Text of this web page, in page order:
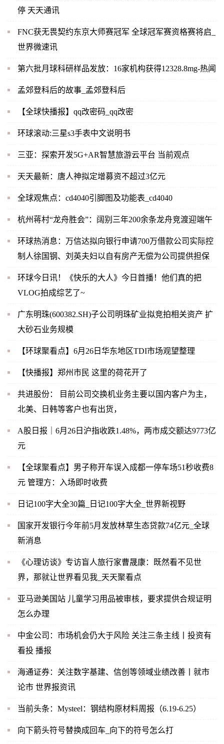
停 天天通讯
FNC获无畏契约东京大师赛冠军 全球冠军赛资格赛将启_
世界微速讯
第六批月球科研样品发放：16家机构获得12328.8mg-热闻
孟郊登科后的故事_孟郊登科后
【全球快播报】qq改密码_qq改密
环球滚动:三星s3手表中文说明书
三亚：探索开发5G+AR智慧旅游云平台 当前观点
天天最新：唐人神拟定增募资不超过3亿元
全球观焦点：cd4040引脚图及功能表_cd4040
杭州蒋村“龙舟胜会”：阔别三年200余条龙舟竞渡迎端午
环球热消息：万信达拟向银行申请700万借款公司实际控
制人徐国钢、刘英夫妇以自有房产无偿为公司提供担保
环球今日讯！《快乐的大人》今日首播！他们真的把
VLOG拍成综艺了~
广东明珠(600382.SH)子公司明珠矿业拟竞拍相关资产 扩
大砂石业务规模
【环球聚看点】6月26日华东地区TDI市场观望整理
【快播报】郑州市民 这里的荷花开了
共进股份： 目前公司交换机业务主要以国内客户为主，
北美、日韩等客户也有出货，
A股日报｜6月26日沪指收跌1.48%，两市成交额达9773亿
元
【全球聚看点】男子称开车误入成都一停车场51秒收费8
元 管理方：入场即时收费
日记100字大全30篇_日记100字大全_世界新视野
国家开发银行今年前5月发放林草生态贷款74亿元_全球
新消息
《心理访谈》专访盲人旅行家曹晟康：既然看不见世
界，那就让世界看见我_天天聚看点
亚马逊美国站 儿童学习用品被审核，要求提供合规证明
怎么办理
中金公司：市场机会仍大于风险 关注三条主线丨投资有
看投 播报
海通证券：关注数字基建、信创等领域业绩改善丨就市
论市 世界报资讯
当前头条：Mysteel：钢结构原材料周报（6.19-6.25）
向下箭头符号替换成回车_向下的符号怎么打